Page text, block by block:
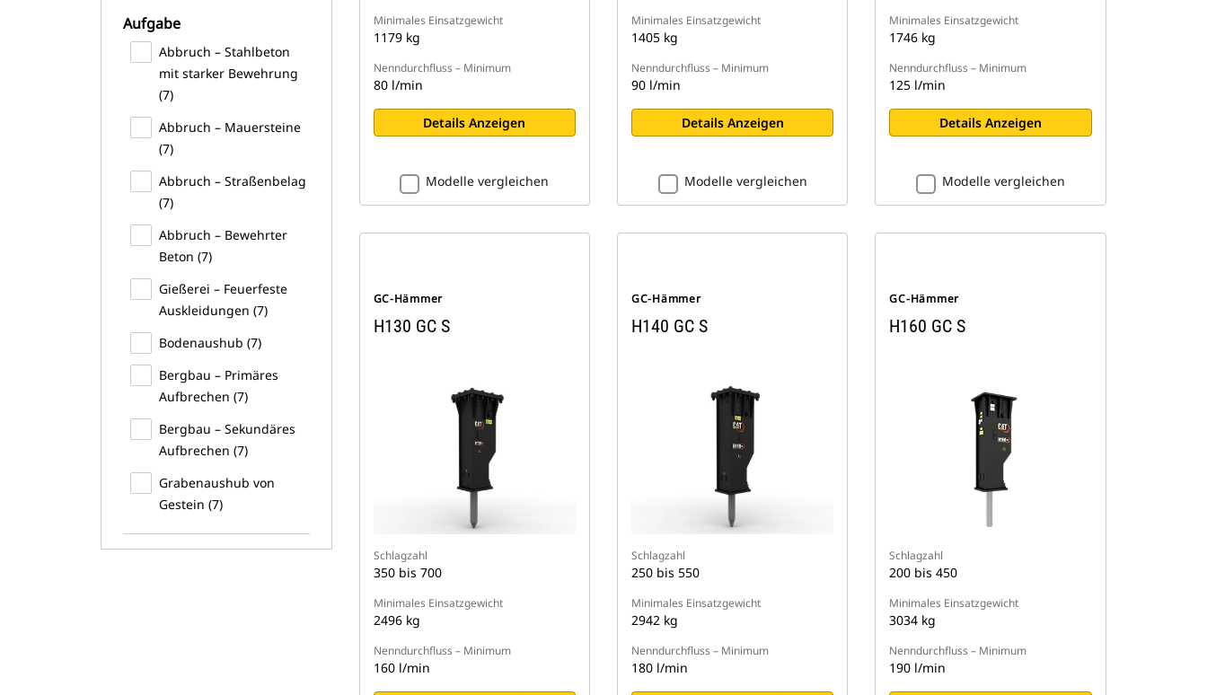
Aufgabe
Abbruch – Stahlbeton
mit starker Bewehrung
(7)
Abbruch – Mauersteine
(7)
Abbruch – Straßenbelag
(7)
Abbruch – Bewehrter
Beton (7)
Gießerei – Feuerfeste
Auskleidungen (7)
Bodenaushub (7)
Bergbau – Primäres
Aufbrechen (7)
Bergbau – Sekundäres
Aufbrechen (7)
Grabenaushub von
Gestein (7)
Minimales Einsatzgewicht
1179 kg
Nenndurchfluss – Minimum
80 l/min
Details Anzeigen
Modelle vergleichen
Minimales Einsatzgewicht
1405 kg
Nenndurchfluss – Minimum
90 l/min
Details Anzeigen
Modelle vergleichen
Minimales Einsatzgewicht
1746 kg
Nenndurchfluss – Minimum
125 l/min
Details Anzeigen
Modelle vergleichen
GC-Hämmer
H130 GC S
Schlagzahl
350 bis 700
Minimales Einsatzgewicht
2496 kg
Nenndurchfluss – Minimum
160 l/min
GC-Hämmer
H140 GC S
Schlagzahl
250 bis 550
Minimales Einsatzgewicht
2942 kg
Nenndurchfluss – Minimum
180 l/min
GC-Hämmer
H160 GC S
Schlagzahl
200 bis 450
Minimales Einsatzgewicht
3034 kg
Nenndurchfluss – Minimum
190 l/min